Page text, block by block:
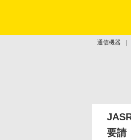
通信機器
要請